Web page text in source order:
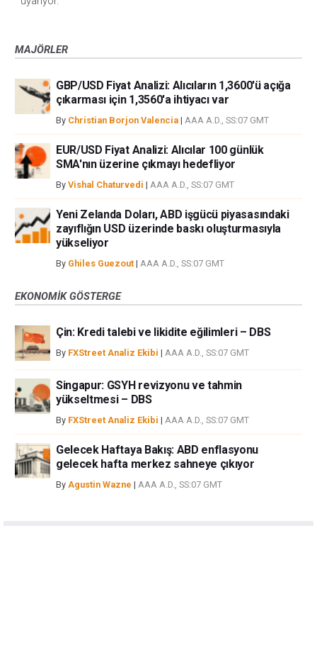
MAJÖRLER
GBP/USD Fiyat Analizi: Alıcıların 1,3600'ü açığa
çıkarması için 1,3560'a ihtiyacı var
By Christian Borjon Valencia | AAA A.D., SS:07 GMT
EUR/USD Fiyat Analizi: Alıcılar 100 günlük
SMA'nın üzerine çıkmayı hedefliyor
By Vishal Chaturvedi | AAA A.D., SS:07 GMT
Yeni Zelanda Doları, ABD işgücü piyasasındaki
zayıflığın USD üzerinde baskı oluşturmasıyla
yükseliyor
By Ghiles Guezout | AAA A.D., SS:07 GMT
EKONOMIK GÖSTERGE
Çin: Kredi talebi ve likidite eğilimleri – DBS
By FXStreet Analiz Ekibi | AAA A.D., SS:07 GMT
Singapur: GSYH revizyonu ve tahmin
yükseltmesi – DBS
By FXStreet Analiz Ekibi | AAA A.D., SS:07 GMT
Gelecek Haftaya Bakış: ABD enflasyonu
gelecek hafta merkez sahneye çıkıyor
By Agustin Wazne | AAA A.D., SS:07 GMT